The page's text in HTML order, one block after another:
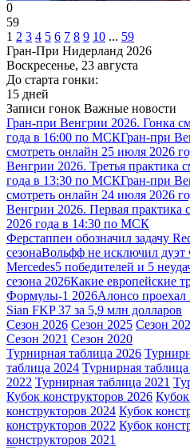
0
59
1 2 3 4 5 6 7 8 9 10 ... 59
Гран-При Нидерланд 2026
Воскресенье, 23 августа
До старта гонки:
15 дней
Записи гонок Важные новости
Гран-при Венгрии 2026. Гонка
года в 16:00 по МСКГран-при
смотреть онлайн 25 июля 2026
Венгрии 2026. Третья практика
года в 13:30 по МСКГран-при
смотреть онлайн 24 июля 2026
Венгрии 2026. Первая практика
2026 года в 14:30 по МСК
Ферстаппен обозначил задачу
сезонаВольфф не исключил дуэт
Mercedes5 победителей и 5
сезона 2026Какие европейские
Формулы-1 2026Алонсо
Sian FKP 37 за 5,9 млн долларов
Сезон 2026 Сезон 2025 Сезон
Сезон 2021 Сезон 2020
Турнирная таблица 2026
таблица 2024 Турнирная
2022 Турнирная таблица 2021
Кубок конструкторов 2026
конструкторов 2024 Кубок
конструкторов 2022 Кубок
конструкторов 2021